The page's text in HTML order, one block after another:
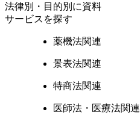
法律別・目的別に資料
サービスを探す
薬機法関連
景表法関連
特商法関連
医師法・医療法関連